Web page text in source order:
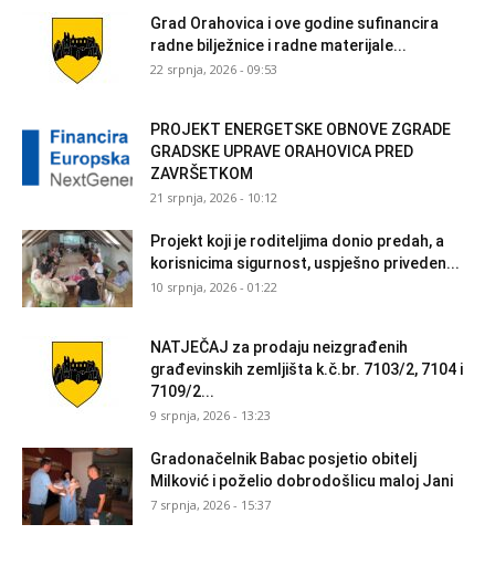
Grad Orahovica i ove godine sufinancira
radne bilježnice i radne materijale...
22 srpnja, 2026 - 09:53
PROJEKT ENERGETSKE OBNOVE ZGRADE
GRADSKE UPRAVE ORAHOVICA PRED
ZAVRŠETKOM
21 srpnja, 2026 - 10:12
Projekt koji je roditeljima donio predah, a
korisnicima sigurnost, uspješno priveden...
10 srpnja, 2026 - 01:22
NATJEČAJ za prodaju neizgrađenih
građevinskih zemljišta k.č.br. 7103/2, 7104 i
7109/2...
9 srpnja, 2026 - 13:23
Gradonačelnik Babac posjetio obitelj
Milković i poželio dobrodošlicu maloj Jani
7 srpnja, 2026 - 15:37